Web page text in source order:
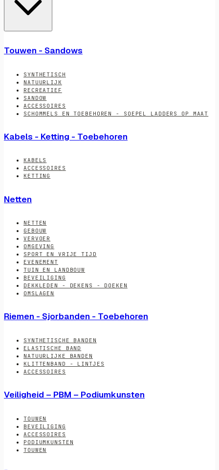
Touwen - Sandows
SYNTHETISCH
NATUURLIJK
RECREATIEF
SANDOW
ACCESSOIRES
SCHOMMELS EN TOEBEHOREN - SOEPEL LADDERS OP MAAT
Kabels - Ketting - Toebehoren
KABELS
ACCESSOIRES
KETTING
Netten
NETTEN
GEBOUW
VERVOER
OMGEVING
SPORT EN VRIJE TIJD
EVENEMENT
TUIN EN LANDBOUW
BEVEILIGING
DEKKLEDEN - DEKENS - DOEKEN
OMSLAGEN
Riemen - Sjorbanden - Toebehoren
SYNTHETISCHE BANDEN
ELASTISCHE BAND
NATUURLIJKE BANDEN
KLITTENBAND - LINTJES
ACCESSOIRES
Veiligheid – PBM – Podiumkunsten
TOUWEN
BEVEILIGING
ACCESSOIRES
PODIUMKUNSTEN
TOUWEN